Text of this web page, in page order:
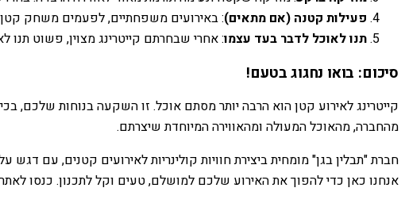
פעילות קטנה (אם מתאים): באירועים משפחתיים, לפעמים משחק קטן
תנו לאוכל לדבר בעד עצמו: אחרי שבחרתם קייטרינג מצוין, פשוט
סיכום: בואו נחגוג בטעם!
קייטרינג לאירוע קטן הוא הרבה יותר מסתם אוכל. זו השקעה בנוחות שלכם,
מהחברה, מהאוכל המעולה ומהאווירה המיוחדת שיצרתם.
חברת "תבלין בגן" מומחית ביצירת חוויות קולינריות לאירועים קטנים, עם
אנחנו כאן כדי להפוך את האירוע שלכם למושלם, טעים וקל לתכנון. כנסו